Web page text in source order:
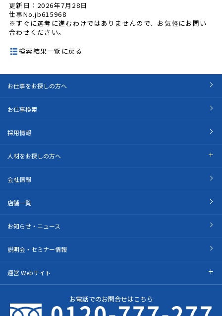
更新日：2026年7月28日
仕事No.jb615968
※すぐに選考に進むわけではありませんので、お気軽にお問い
合わせください。
検索結果一覧に戻る
お仕事をお探しの方へ
お仕事検索
採用情報
人材をお探しの方へ
会社情報
店舗一覧
お知らせ・ニュース
説明会・セミナー情報
運営 Webサイト
お電話でのお問合せはこちら